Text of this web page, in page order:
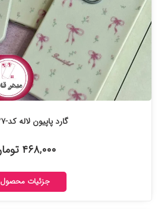
گارد پاپیون لاله کد-۱۲۰۰۳۷
۴۶۸,۰۰۰ تومان
جزئیات محصول